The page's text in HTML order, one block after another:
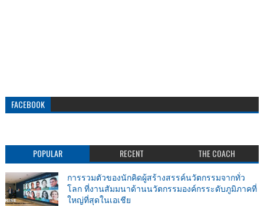
FACEBOOK
POPULAR RECENT THE COACH
การรวมตัวของนักคิดผู้สร้างสรรค์นวัตกรรมจากทั่ว
โลก ที่งานสัมมนาด้านนวัตกรรมองค์กรระดับภูมิภาคที่
ใหญ่ที่สุดในเอเชีย